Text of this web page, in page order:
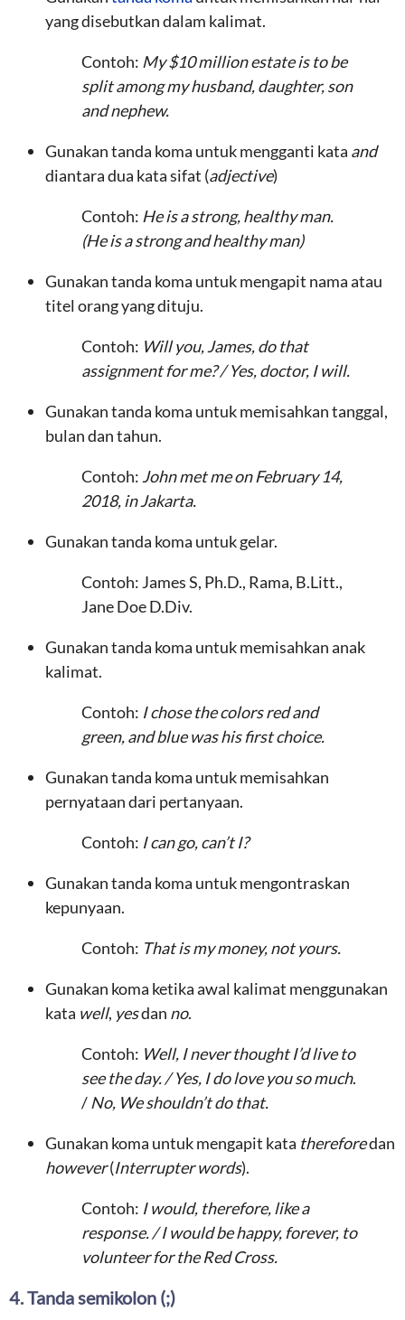
yang disebutkan dalam kalimat.
Contoh: My $10 million estate is to be
split among my husband, daughter, son
and nephew.
Gunakan tanda koma untuk mengganti kata and
diantara dua kata sifat (adjective)
Contoh: He is a strong, healthy man.
(He is a strong and healthy man)
Gunakan tanda koma untuk mengapit nama atau
titel orang yang dituju.
Contoh: Will you, James, do that
assignment for me?/ Yes, doctor, I will.
Gunakan tanda koma untuk memisahkan tanggal,
bulan dan tahun.
Contoh: John met me on February 14,
2018, in Jakarta.
Gunakan tanda koma untuk gelar.
Contoh: James S, Ph.D., Rama, B.Litt.,
Jane Doe D.Div.
Gunakan tanda koma untuk memisahkan anak
kalimat.
Contoh: I chose the colors red and
green, and blue was his first choice.
Gunakan tanda koma untuk memisahkan
pernyataan dari pertanyaan.
Contoh: I can go, can’t I?
Gunakan tanda koma untuk mengontraskan
kepunyaan.
Contoh: That is my money, not yours.
Gunakan koma ketika awal kalimat menggunakan
kata well, yesdan no.
Contoh: Well, I never thought I’d live to
see the day. /Yes, I do love you so much.
/ No, We shouldn’t do that.
Gunakan koma untuk mengapit kata thereforedan
however(Interrupter words).
Contoh: I would, therefore, like a
response. /I would be happy, forever, to
volunteer for the Red Cross.
4. Tanda semikolon (;)